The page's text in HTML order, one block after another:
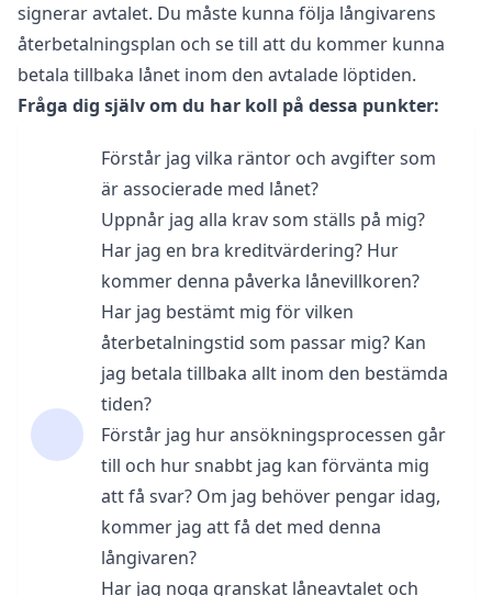
signerar avtalet. Du måste kunna följa långivarens
återbetalningsplan och se till att du kommer kunna
betala tillbaka lånet inom den avtalade löptiden.
Fråga dig själv om du har koll på dessa punkter:
Förstår jag vilka räntor och avgifter som
är associerade med lånet?
Uppnår jag alla krav som ställs på mig?
Har jag en bra kreditvärdering? Hur
kommer denna påverka lånevillkoren?
Har jag bestämt mig för vilken
återbetalningstid som passar mig? Kan
jag betala tillbaka allt inom den bestämda
tiden?
Förstår jag hur ansökningsprocessen går
till och hur snabbt jag kan förvänta mig
att få svar? Om jag behöver pengar idag,
kommer jag att få det med denna
långivaren?
Har jag noga granskat låneavtalet och